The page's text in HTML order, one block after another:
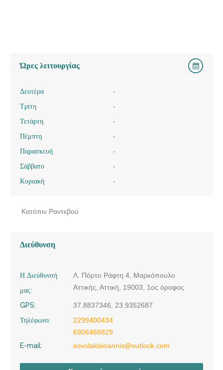
Ώρες λειτουργίας
Δευτέρα
-
Τρίτη
-
Τετάρτη
-
Πέμπτη
-
Παρασκευή
-
Σάββατο
-
Κυριακή
-
Κατόπιν Ραντεβού
Διεύθυνση
Η Διεύθυνσή
μας:
Λ. Πόρτο Ράφτη 4, Μαρκόπουλο
Αττικής, Αττική, 19003, 1ος όροφος
GPS:
37.8837346, 23.9352687
Τηλέφωνο:
2299400434
6906468829
E-mail:
sovolakisioannis@outlook.com